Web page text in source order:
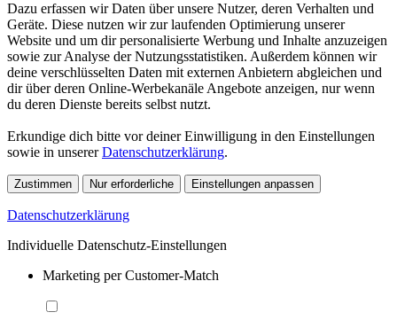
Dazu erfassen wir Daten über unsere Nutzer, deren Verhalten und
Geräte. Diese nutzen wir zur laufenden Optimierung unserer
Website und um dir personalisierte Werbung und Inhalte anzuzeigen
sowie zur Analyse der Nutzungsstatistiken. Außerdem können wir
deine verschlüsselten Daten mit externen Anbietern abgleichen und
dir über deren Online-Werbekanäle Angebote anzeigen, nur wenn
du deren Dienste bereits selbst nutzt.
Erkundige dich bitte vor deiner Einwilligung in den Einstellungen
sowie in unsererDatenschutzerklärung.
Zustimmen Nur erforderliche Einstellungen anpassen
Datenschutzerklärung
Individuelle Datenschutz-Einstellungen
Marketing per Customer-Match